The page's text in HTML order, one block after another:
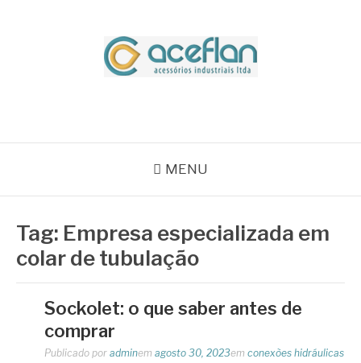
MENU
Tag: Empresa especializada em
colar de tubulação
Sockolet: o que saber antes de
comprar
Publicado por adminem agosto 30, 2023em conexões hidráulicas